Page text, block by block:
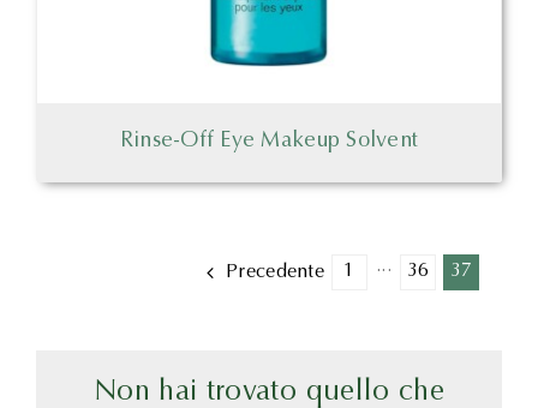
Rinse-Off Eye Makeup Solvent
Precedente 1 ··· 36 37
Non hai trovato quello che